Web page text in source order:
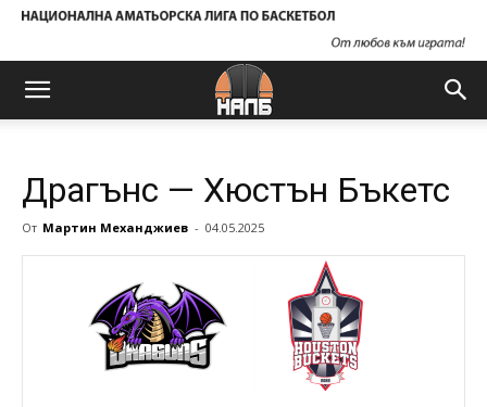
Драгънс — Хюстън Бъкетс
От Мартин Механджиев - 04.05.2025